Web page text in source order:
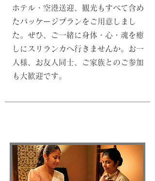
ホテル・空港送迎、観光もすべて含め
たパッケージプランをご用意しまし
た。ぜひ、ご一緒に身体・心・魂を癒
しにスリランカへ行きませんか。
お一
人様、お友人同士、ご家族とのご参加
も大歓迎です。